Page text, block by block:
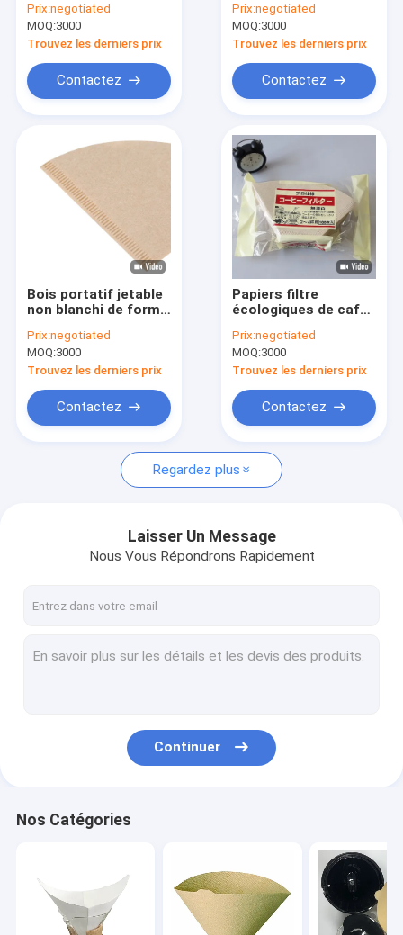
catégorie comestible
filtre le cône 17cm
Prix:negotiated
MOQ:3000
Trouvez les derniers prix
Contactez
filtre de café d'Eco
Prix:negotiated
MOQ:3000
Trouvez les derniers prix
Contactez
Bois portatif jetable
non blanchi de forme
papier du café V60
Prix:negotiated
MOQ:3000
Trouvez les derniers prix
Contactez
Papiers filtre
écologiques de café
forme de secteur de
café
Prix:negotiated
MOQ:3000
Trouvez les derniers prix
Contactez
Regardez plus
Laisser Un Message
Nous Vous Répondrons Rapidement
Continuer
Nos Catégories